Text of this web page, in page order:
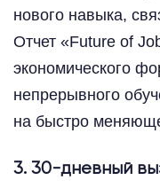
нового навыка,
Отчет «Future of
экономического
непрерывного
на быстро
3. 30-дневный